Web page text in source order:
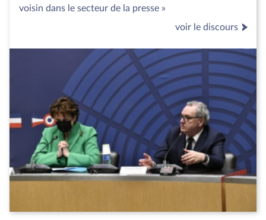
voisin dans le secteur de la presse »
voir le discours